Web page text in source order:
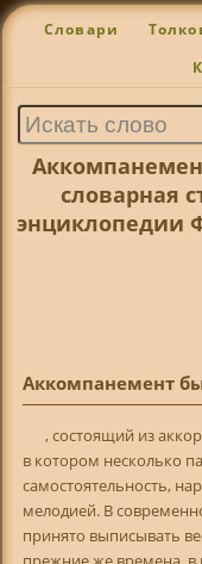
Словари
словарная
энциклопедии
Аккомпанемент
, состоящий из
в котором несколько
самостоятельность,
мелодией. В
принято выписывать